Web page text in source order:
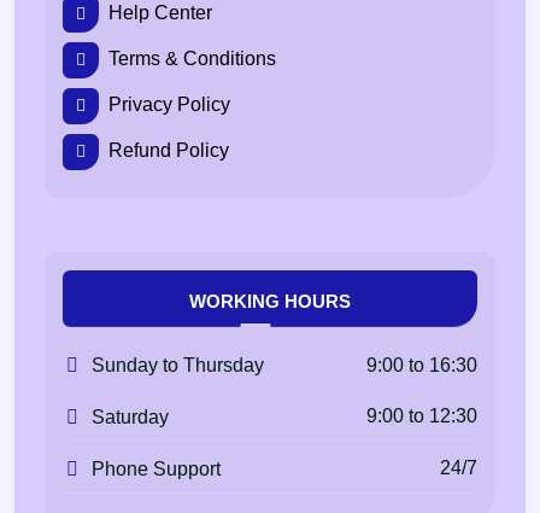
Help Center
Terms & Conditions
Privacy Policy
Refund Policy
WORKING HOURS
Sunday to Thursday 9:00 to 16:30
Saturday 9:00 to 12:30
Phone Support 24/7